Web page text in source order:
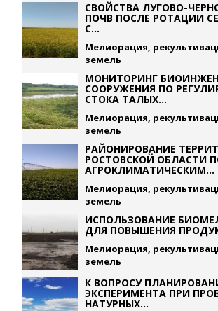
СВОЙСТВА ЛУГОВО-
ПОЧВ ПОСЛЕ РОТАЦИИ
С...
Мелиорация,
земель
МОНИТОРИНГ
СООРУЖЕНИЯ ПО
СТОКА ТАЛЫХ...
Мелиорация,
земель
РАЙОНИРОВАНИЕ
РОСТОВСКОЙ ОБЛАСТИ
АГРОКЛИМАТИЧЕСКИМ...
Мелиорация,
земель
ИСПОЛЬЗОВАНИЕ
ДЛЯ ПОВЫШЕНИЯ
Мелиорация,
земель
К ВОПРОСУ
ЭКСПЕРИМЕНТА ПРИ
НАТУРНЫХ...